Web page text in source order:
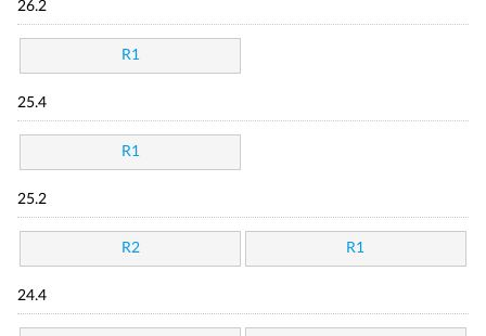
26.2
R1
25.4
R1
25.2
R2 R1
24.4